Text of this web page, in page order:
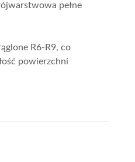
pełne
R6-R9, co
powierzchni